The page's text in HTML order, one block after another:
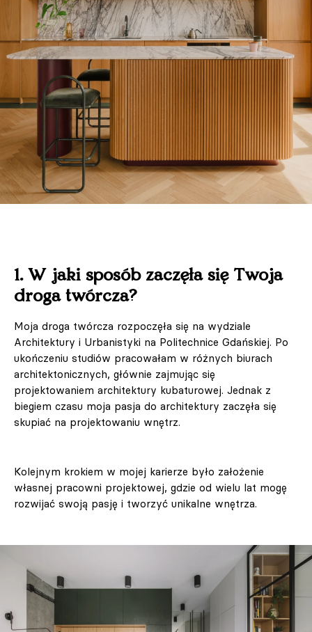
1. W jaki sposób zaczęła się Twoja
droga twórcza?
Moja droga twórcza rozpoczęła się na wydziale
Architektury i Urbanistyki na Politechnice Gdańskiej. Po
ukończeniu studiów pracowałam w różnych biurach
architektonicznych, głównie zajmując się
projektowaniem architektury kubaturowej. Jednak z
biegiem czasu moja pasja do architektury zaczęła się
skupiać na projektowaniu wnętrz.
Kolejnym krokiem w mojej karierze było założenie
własnej pracowni projektowej, gdzie od wielu lat mogę
rozwijać swoją pasję i tworzyć unikalne wnętrza.